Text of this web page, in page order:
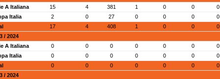
A Italiana
15 4 381 1 0 0
0
Italia
2 0 27 0 0 0
0
17 4 408 1 0 0
0
/ 2024
A Italiana
0 0 0 0 0 0
0
Italia
0 0 0 0 0 0
0
0 0 0 0 0 0
0
/ 2024